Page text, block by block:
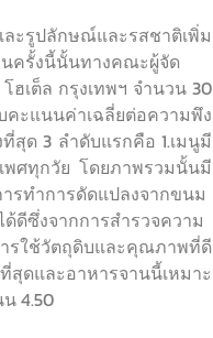
ะรูปลักษณ์และรสชาติเพิ่ม
ครั้งนี้นั้นทางคณะผู้จัด
เต็ล กรุงเทพฯ จำนวน 30
ะแนนค่าเฉลี่ยต่อความพึง
สุด 3 ลำดับแรกคือ 1.เมนูมี
พศทุกวัย โดยภาพรวมนั้นมี
รทำการดัดแปลงจากขนม
ดีซึ่งจากการสำรวจความ
รใช้วัตถุดิบและคุณภาพที่ดี
ดและอาหารจานนี้เหมาะ
4.50